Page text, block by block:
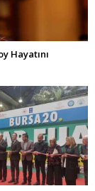
Hayatını